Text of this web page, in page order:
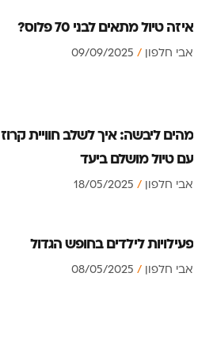
איזה טיול מתאים לבני 70 פלוס?
אבי חלפון
מהים ליבשה: איך לשלב חוויית קרוז
עם טיול מושלם ביעד
אבי חלפון
פעילויות לילדים בחופש הגדול
אבי חלפון